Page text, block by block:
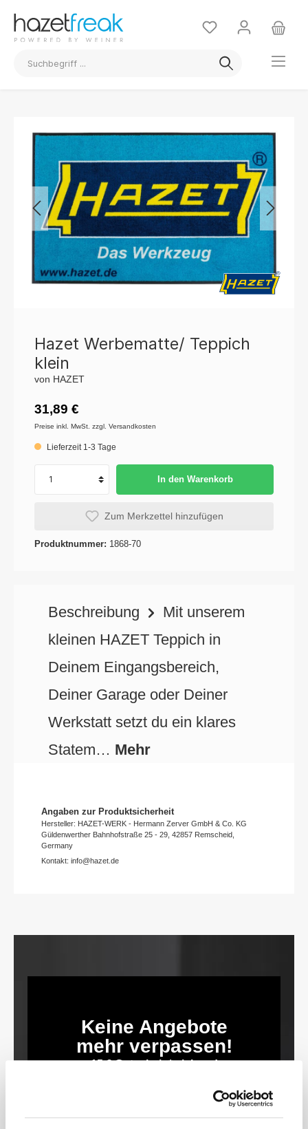
Hazet Werbematte/ Teppich
klein
von HAZET
31,89 €
Preise inkl. MwSt. zzgl. Versandkosten
Lieferzeit 1-3 Tage
In den Warenkorb
Zum Merkzettel hinzufügen
Produktnummer: 1868-70
Beschreibung
Mit unserem
kleinen HAZET Teppich in
Deinem Eingangsbereich,
Deiner Garage oder Deiner
Werkstatt setzt du ein klares
Statem… Mehr
Angaben zur Produktsicherheit
Hersteller: HAZET-WERK - Hermann Zerver GmbH & Co. KG
Güldenwerther Bahnhofstraße 25 - 29, 42857 Remscheid,
Germany
Kontakt: info@hazet.de
Keine Angebote
mehr verpassen!
15 € Gutschein* sichern!
Bleibe auf dem Laufenden mit unserem
Newsletter und erhalte Informationen zu